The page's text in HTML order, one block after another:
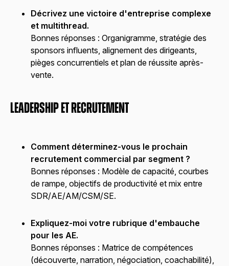
Décrivez une victoire d'entreprise complexe
et multithread.
Bonnes réponses : Organigramme, stratégie des
sponsors influents, alignement des dirigeants,
pièges concurrentiels et plan de réussite après-
vente.
Leadership et recrutement
Comment déterminez-vous le prochain
recrutement commercial par segment ?
Bonnes réponses : Modèle de capacité, courbes
de rampe, objectifs de productivité et mix entre
SDR/AE/AM/CSM/SE.
Expliquez-moi votre rubrique d'embauche
pour les AE.
Bonnes réponses : Matrice de compétences
(découverte, narration, négociation, coachabilité),